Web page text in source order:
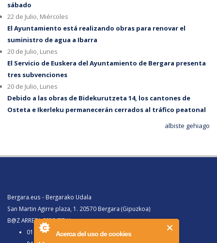
Acerca del uso de cookies
sábado
22 de Julio, Miércoles
El Ayuntamiento está realizando obras para renovar el
suministro de agua a Ibarra
20 de Julio, Lunes
El Servicio de Euskera del Ayuntamiento de Bergara presenta
tres subvenciones
20 de Julio, Lunes
Debido a las obras de Bidekurutzeta 14, los cantones de
Osteta e Ikerleku permanecerán cerrados al tráfico peatonal
albiste gehiago
Bergara.eus - Bergarako Udala
San Martin Agirre plaza, 1. 20570 Bergara (Gipuzkoa)
B@Z ARRETA ZERBITZUA:
010, Bergaratik deituz gero